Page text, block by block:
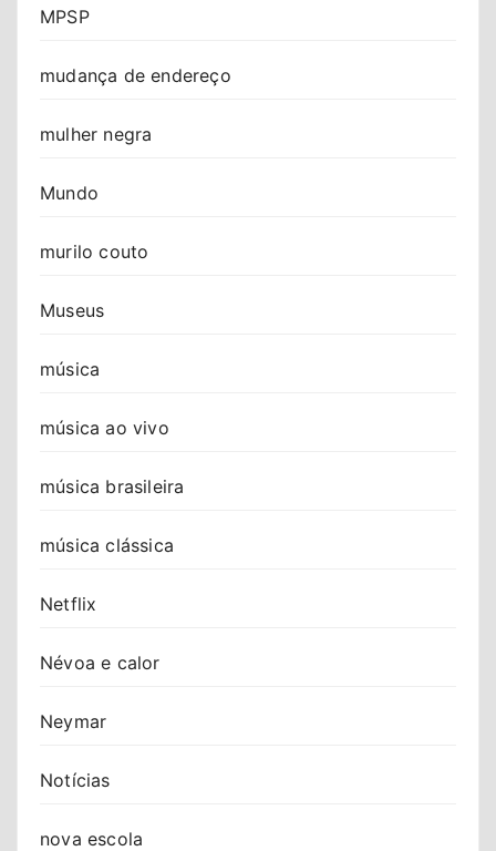
MPSP
mudança de endereço
mulher negra
Mundo
murilo couto
Museus
música
música ao vivo
música brasileira
música clássica
Netflix
Névoa e calor
Neymar
Notícias
nova escola